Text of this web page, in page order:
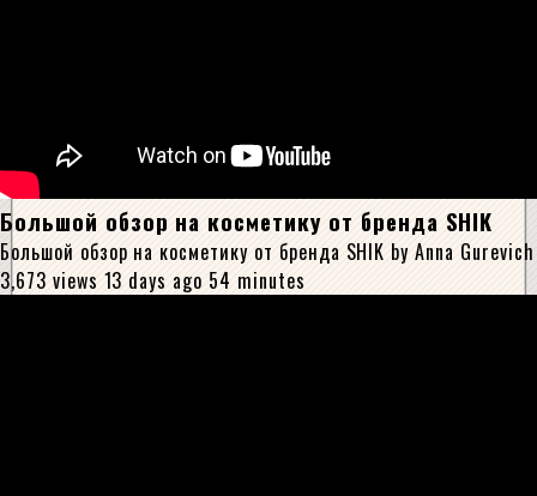
Большой обзор на косметику от бренда SHIK
Большой обзор на косметику от бренда SHIK by Anna Gurevich
3,673 views 13 days ago 54 minutes